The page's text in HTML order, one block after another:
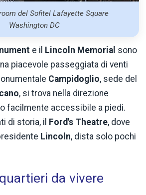
del Sofitel Lafayette Square
Washington DC
e il Lincoln Memorial sono
piacevole passeggiata di venti
Campidoglio, sede del
, si trova nella direzione
facilmente accessibile a piedi.
di storia, il Ford's Theatre, dove
Lincoln, dista solo pochi
da vivere